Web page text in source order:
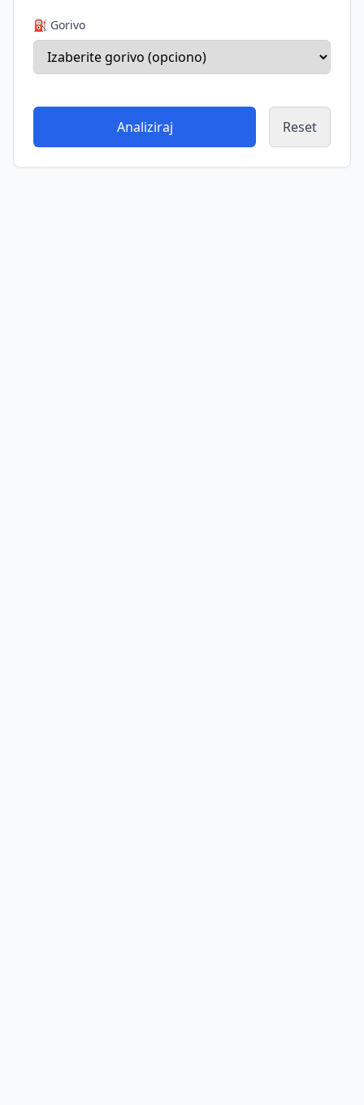
⛽ Gorivo
Analiziraj Reset